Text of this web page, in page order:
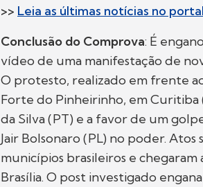
>> Leia as últimas notícias no
Conclusão do Comprova: É
vídeo de uma manifestação de
O protesto, realizado em frente
Forte do Pinheirinho, em Curitiba
da Silva (PT) e a favor de um
Jair Bolsonaro (PL) no poder.
municípios brasileiros e
Brasília. O post investigado